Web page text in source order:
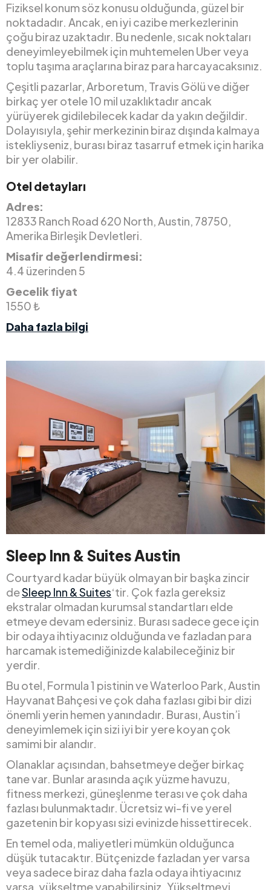
Fiziksel konum söz konusu olduğunda, güzel bir
noktadadır. Ancak, en iyi cazibe merkezlerinin
çoğu biraz uzaktadır. Bu nedenle, sıcak noktaları
deneyimleyebilmek için muhtemelen Uber veya
toplu taşıma araçlarına biraz para harcayacaksınız.
Çeşitli pazarlar, Arboretum, Travis Gölü ve diğer
birkaç yer otele 10 mil uzaklıktadır ancak
yürüyerek gidilebilecek kadar da yakın değildir.
Dolayısıyla, şehir merkezinin biraz dışında kalmaya
istekliyseniz, burası biraz tasarruf etmek için harika
bir yer olabilir.
Otel detayları
Adres:
12833 Ranch Road 620 North, Austin, 78750,
Amerika Birleşik Devletleri.
Misafir değerlendirmesi:
4.4 üzerinden 5
Gecelik fiyat
1550 ₺
Daha fazla bilgi
Sleep Inn & Suites Austin
Courtyard kadar büyük olmayan bir başka zincir
deSleep Inn & Suites‘tir. Çok fazla gereksiz
ekstralar olmadan kurumsal standartları elde
etmeye devam edersiniz. Burası sadece gece için
bir odaya ihtiyacınız olduğunda ve fazladan para
harcamak istemediğinizde kalabileceğiniz bir
yerdir.
Bu otel, Formula 1 pistinin ve Waterloo Park, Austin
Hayvanat Bahçesi ve çok daha fazlası gibi bir dizi
önemli yerin hemen yanındadır. Burası, Austin’i
deneyimlemek için sizi iyi bir yere koyan çok
samimi bir alandır.
Olanaklar açısından, bahsetmeye değer birkaç
tane var. Bunlar arasında açık yüzme havuzu,
fitness merkezi, güneşlenme terası ve çok daha
fazlası bulunmaktadır. Ücretsiz wi-fi ve yerel
gazetenin bir kopyası sizi evinizde hissettirecek.
En temel oda, maliyetleri mümkün olduğunca
düşük tutacaktır. Bütçenizde fazladan yer varsa
veya sadece biraz daha fazla odaya ihtiyacınız
varsa, yükseltme yapabilirsiniz. Yükseltmeyi